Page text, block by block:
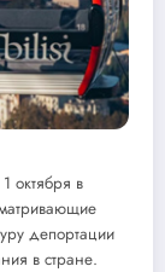
октября в
депортации
в стране.